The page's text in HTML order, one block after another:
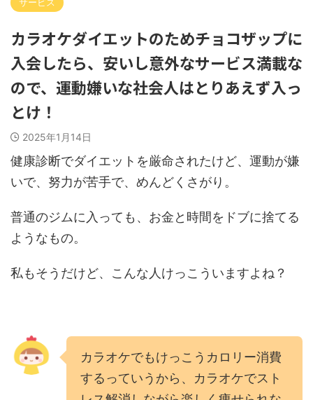
カラオケダイエットのためチョコザップに
入会したら、安いし意外なサービス満載な
ので、運動嫌いな社会人はとりあえず入っ
とけ！
2025年1月14日
健康診断でダイエットを厳命されたけど、運動が嫌
いで、努力が苦手で、めんどくさがり。
普通のジムに入っても、お金と時間をドブに捨てる
ようなもの。
私もそうだけど、こんな人けっこういますよね？
カラオケでもけっこうカロリー消費
するっていうから、カラオケでスト